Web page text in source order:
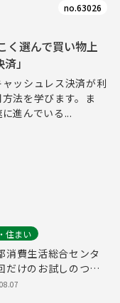
no.63026
く選んで買い物上
」
ッシュレス決済が利
法を学びます。ま
進んでいる...
住まい
消費生活総合センタ
だけのお試しのつも
のに…定期購入編